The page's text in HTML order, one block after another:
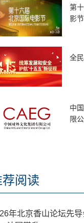
第
影节
全
中
限
荐阅读
年北京香山论坛先